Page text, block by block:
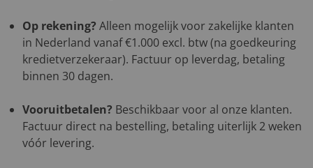
Op rekening? Alleen mogelijk voor zakelijke klanten
in Nederland vanaf €1.000 excl. btw (na goedkeuring
kredietverzekeraar). Factuur op leverdag, betaling
binnen 30 dagen.
Vooruitbetalen? Beschikbaar voor al onze klanten.
Factuur direct na bestelling, betaling uiterlijk 2 weken
vóór levering.